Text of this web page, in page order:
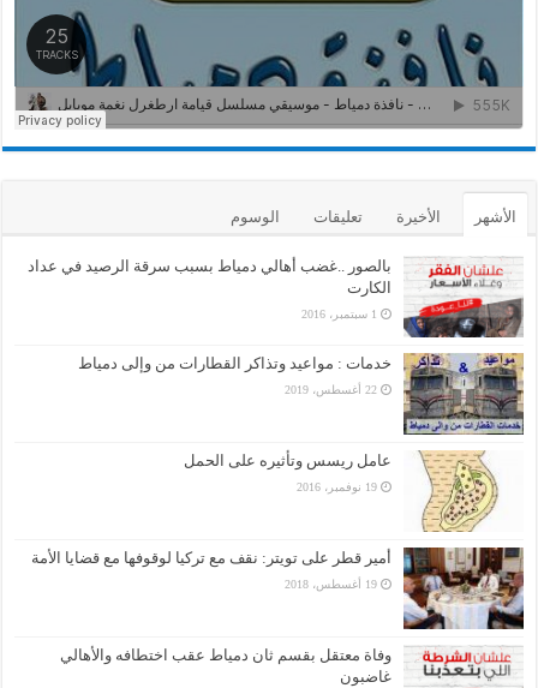
الأشهر الأخيرة تعليقات الوسوم
بالصور ..غضب أهالي دمياط بسبب سرقة الرصيد في عداد
الكارت
1 سبتمبر، 2016
خدمات : مواعيد وتذاكر القطارات من وإلى دمياط
22 أغسطس، 2019
عامل ريسس وتأثيره على الحمل
19 نوفمبر، 2016
أمير قطر على تويتر: نقف مع تركيا لوقوفها مع قضايا الأمة
19 أغسطس، 2018
وفاة معتقل بقسم ثان دمياط عقب اختطافه والأهالي
غاضبون